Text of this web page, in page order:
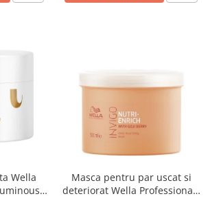
Wella
Masca pentru par uscat si
deteriorat Wella Professionals